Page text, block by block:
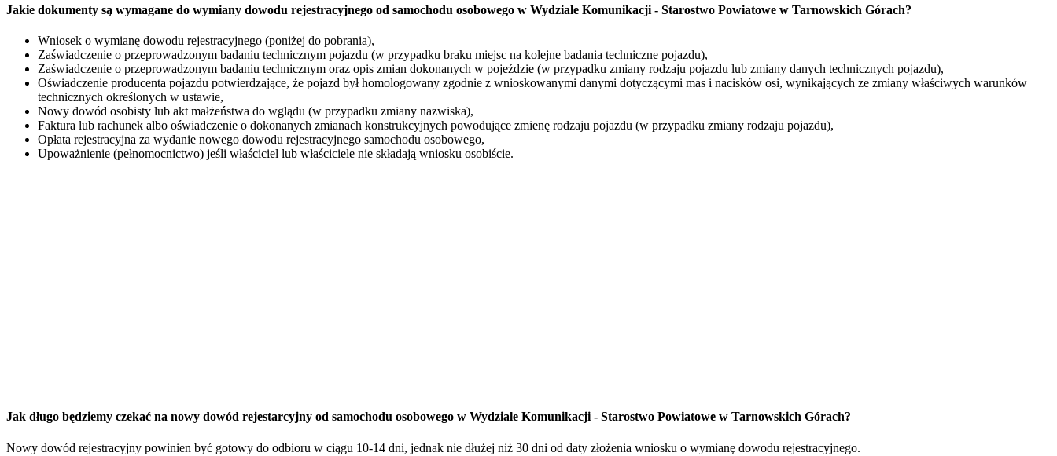
Jakie dokumenty są wymagane do wymiany dowodu rejestracyjnego od samochodu osobowego w Wydziale Komunikacji - Starostwo Powiatowe w Tarnowskich Górach?
Wniosek o wymianę dowodu rejestracyjnego (poniżej do pobrania),
Zaświadczenie o przeprowadzonym badaniu technicznym pojazdu (w przypadku braku miejsc na kolejne badania techniczne pojazdu),
Zaświadczenie o przeprowadzonym badaniu technicznym oraz opis zmian dokonanych w pojeździe (w przypadku zmiany rodzaju pojazdu lub zmiany danych technicznych pojazdu),
Oświadczenie producenta pojazdu potwierdzające, że pojazd był homologowany zgodnie z wnioskowanymi danymi dotyczącymi mas i nacisków osi, wynikających ze zmiany właściwych warunków
technicznych określonych w ustawie,
Nowy dowód osobisty lub akt małżeństwa do wglądu (w przypadku zmiany nazwiska),
Faktura lub rachunek albo oświadczenie o dokonanych zmianach konstrukcyjnych powodujące zmienę rodzaju pojazdu (w przypadku zmiany rodzaju pojazdu),
Opłata rejestracyjna za wydanie nowego dowodu rejestracyjnego samochodu osobowego,
Upoważnienie (pełnomocnictwo) jeśli właściciel lub właściciele nie składają wniosku osobiście.
Jak długo będziemy czekać na nowy dowód rejestarcyjny od samochodu osobowego w Wydziale Komunikacji - Starostwo Powiatowe w Tarnowskich Górach?
Nowy dowód rejestracyjny powinien być gotowy do odbioru w ciągu 10-14 dni, jednak nie dłużej niż 30 dni od daty złożenia wniosku o wymianę dowodu rejestracyjnego.